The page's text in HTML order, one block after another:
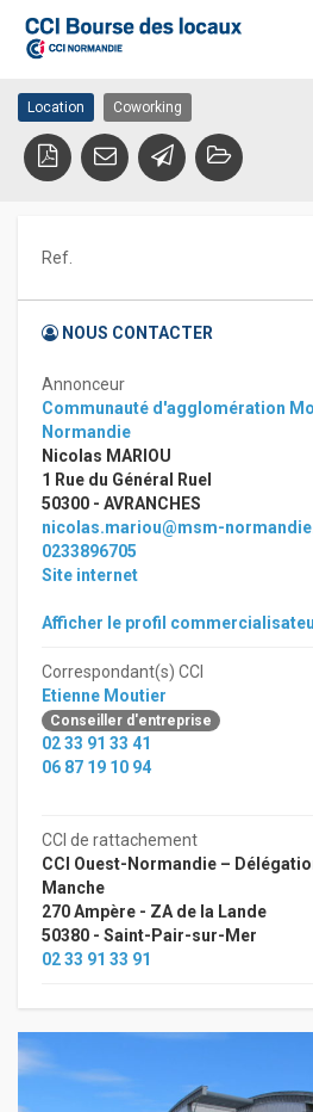
contenu
coworking
50300 AVRANCHES
Location Coworking
Ref.
NOUS CONTACTER
Annonceur
Communauté d'agglomération
Normandie
Nicolas MARIOU
1 Rue du Général Ruel
50300 - AVRANCHES
nicolas.mariou@msm-
0233896705
Site internet
Afficher le profil
Correspondant(s) CCI
Etienne Moutier
Conseiller d'entreprise
02 33 91 33 41
06 87 19 10 94
CCI de rattachement
CCI Ouest-Normandie –
Manche
270 Ampère - ZA de la Lande
50380 - Saint-Pair-sur-Mer
02 33 91 33 91